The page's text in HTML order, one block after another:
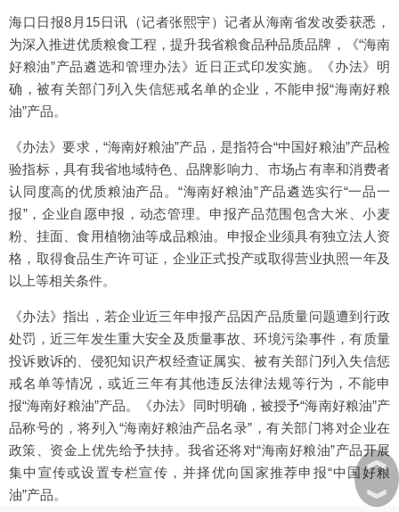
海口日报8月15日讯（记者张熙宇）记者从海南省发改委获悉，
为深入推进优质粮食工程，提升我省粮食品种品质品牌，《“海南
好粮油”产品遴选和管理办法》近日正式印发实施。《办法》明
确，被有关部门列入失信惩戒名单的企业，不能申报“海南好粮
油”产品。
《办法》要求，“海南好粮油”产品，是指符合“中国好粮油”产品检
验指标，具有我省地域特色、品牌影响力、市场占有率和消费者
认同度高的优质粮油产品。“海南好粮油”产品遴选实行“一品一
报”，企业自愿申报，动态管理。申报产品范围包含大米、小麦
粉、挂面、食用植物油等成品粮油。申报企业须具有独立法人资
格，取得食品生产许可证，企业正式投产或取得营业执照一年及
以上等相关条件。
《办法》指出，若企业近三年申报产品因产品质量问题遭到行政
处罚，近三年发生重大安全及质量事故、环境污染事件，有质量
投诉败诉的、侵犯知识产权经查证属实、被有关部门列入失信惩
戒名单等情况，或近三年有其他违反法律法规等行为，不能申
报“海南好粮油”产品。《办法》同时明确，被授予“海南好粮油”产
品称号的，将列入“海南好粮油产品名录”，有关部门将对企业在
政策、资金上优先给予扶持。我省还将对“海南好粮油”产品开展
集中宣传或设置专栏宣传，并择优向国家推荐申报“中国好粮
油”产品。
︽
︾